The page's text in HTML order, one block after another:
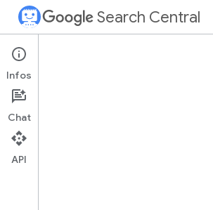
Search Central
Support
Signaler comme spam
ou logiciel malveillant
Infos
Chat
API